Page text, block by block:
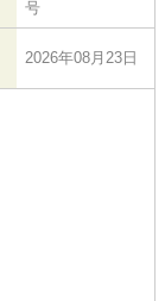
号
2026年08月23日